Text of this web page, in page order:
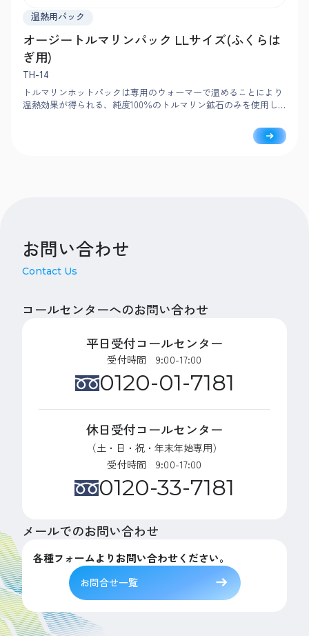
温熱用パック
オージートルマリンパック LLサイズ(ふくらは
ぎ用)
TH-14
トルマリンホットパックは専用のウォーマーで温めることにより
温熱効果が得られる、純度100％のトルマリン鉱石のみを使用し
では体感することのできない温熱効果やリラックス効果が期待さ
れます。南米ブラジル産トルマリン鉱石100%のみを使用。
お問い合わせ
Contact Us
コールセンターへのお問い合わせ
平日受付コールセンター
受付時間 9:00-17:00
0120-01-7181
休日受付コールセンター
（土・日・祝・年末年始専用）
受付時間 9:00-17:00
0120-33-7181
メールでのお問い合わせ
各種フォームよりお問い合わせください。
お問合せ一覧